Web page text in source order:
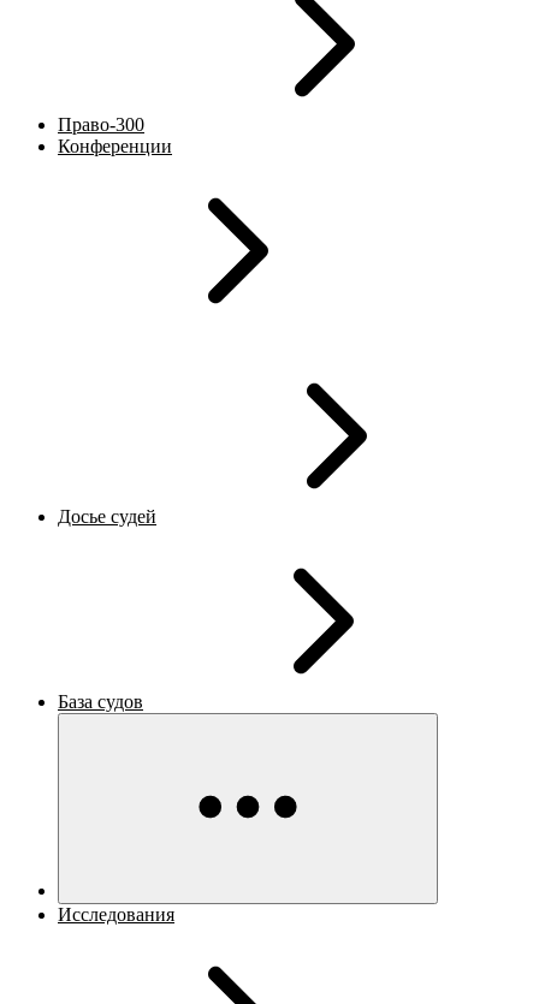
Право-300
Конференции
Досье судей
База судов
Исследования